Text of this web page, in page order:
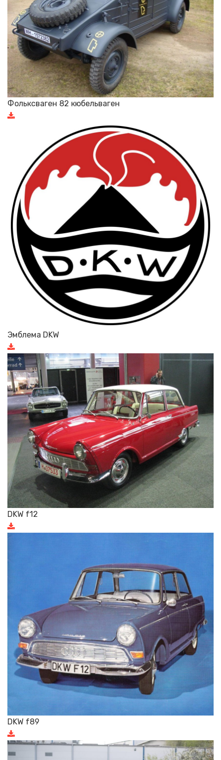
Фольксваген 82 кюбельваген
Эмблема DKW
DKW f12
DKW f89